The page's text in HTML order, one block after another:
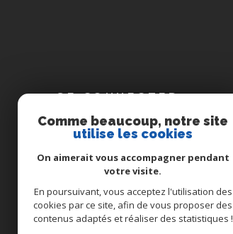
SE CONNECTER
ESPACE PROPRIÉTAIRE
Comme beaucoup, notre site
utilise les cookies
On aimerait vous accompagner pendant
votre visite.
En poursuivant, vous acceptez l'utilisation des
cookies par ce site, afin de vous proposer des
contenus adaptés et réaliser des statistiques !